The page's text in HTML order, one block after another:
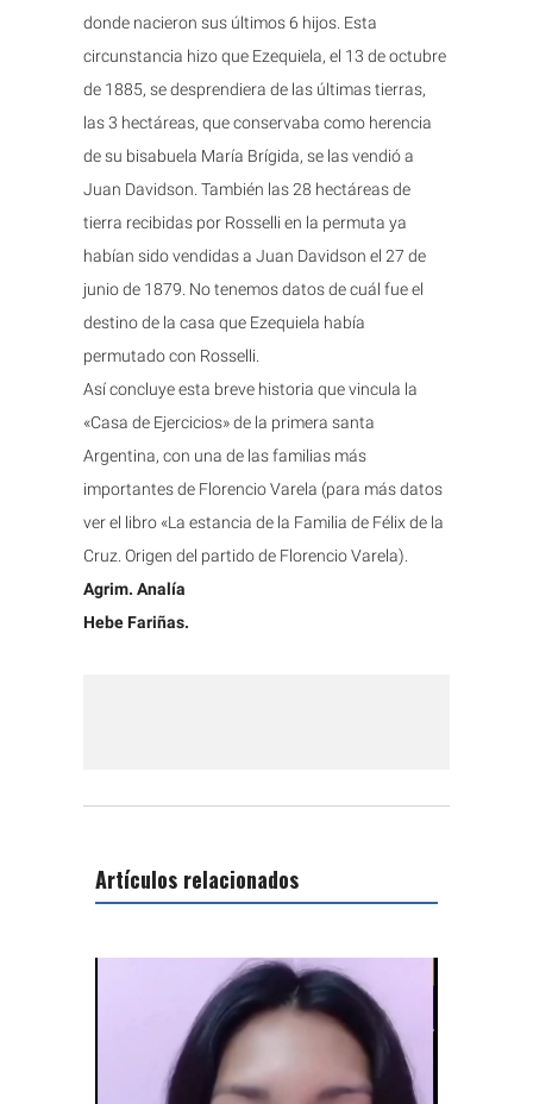
donde nacieron sus últimos 6 hijos. Esta
circunstancia hizo que Ezequiela, el 13 de octubre
de 1885, se desprendiera de las últimas tierras,
las 3 hectáreas, que conservaba como herencia
de su bisabuela María Brígida, se las vendió a
Juan Davidson. También las 28 hectáreas de
tierra recibidas por Rosselli en la permuta ya
habían sido vendidas a Juan Davidson el 27 de
junio de 1879. No tenemos datos de cuál fue el
destino de la casa que Ezequiela había
permutado con Rosselli.
Así concluye esta breve historia que vincula la
«Casa de Ejercicios» de la primera santa
Argentina, con una de las familias más
importantes de Florencio Varela (para más datos
ver el libro «La estancia de la Familia de Félix de la
Cruz. Origen del partido de Florencio Varela).
Agrim. Analía
Hebe Fariñas.
Artículos relacionados